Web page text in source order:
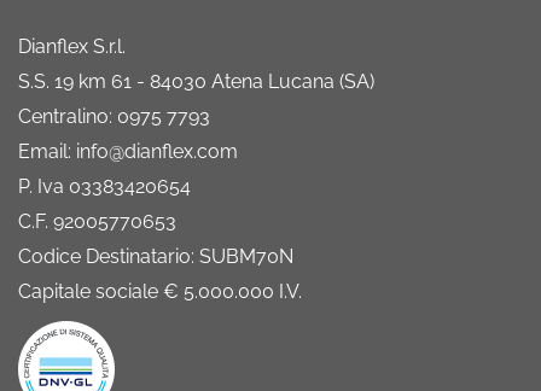
Dianflex S.r.l.
S.S. 19 km 61 - 84030 Atena Lucana (SA)
Centralino: 0975 7793
Email: info@dianflex.com
P. Iva 03383420654
C.F. 92005770653
Codice Destinatario: SUBM70N
Capitale sociale € 5.000.000 I.V.